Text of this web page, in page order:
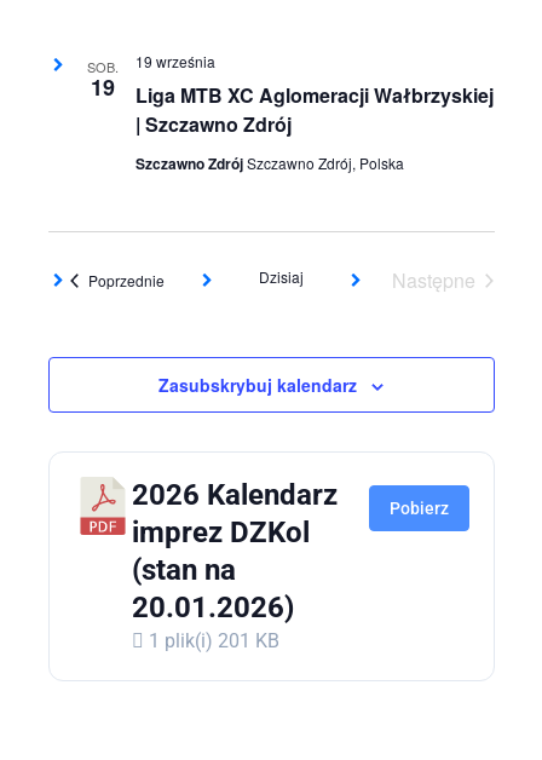
SOB.
19
Liga MTB XC Aglomeracji Wałbrzyskiej
| Szczawno Zdrój
19 września
Szczawno ZdrójSzczawno Zdrój, Polska
PoprzednieWydarzenia Dzisiaj
Następne
Zasubskrybuj kalendarz
2026 Kalendarz
imprez DZKol
(stan na
20.01.2026)
1 plik(i) 201 KB
Pobierz